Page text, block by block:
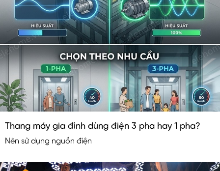
Thang máy gia đình dùng điện 3 pha hay 1 pha?
Nên sử dụng nguồn điện